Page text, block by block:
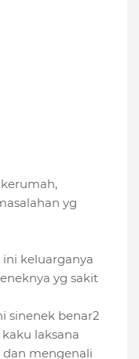
yg
keluarganya
yg sakit
sinenek benar2
laksana
mengenali